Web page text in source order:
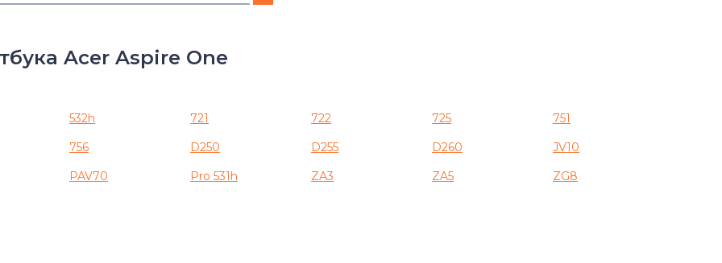
Aspire 3
Aspire E1
Aspire E5
Acer Aspire One
532h 721 722 725
751
756 D250 D255 D260
JV10
PAV70 Pro 531h ZA3 ZA5 ZG8